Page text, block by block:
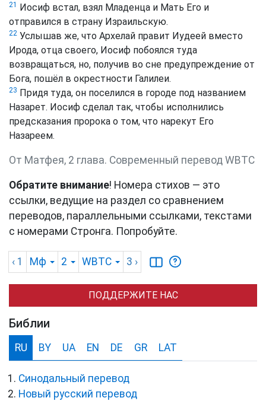
21
Иосиф встал, взял Младенца и Мать Его и
отправился в страну Израильскую.
22 Услышав же, что Архелай правит Иудеей вместо
Ирода, отца своего, Иосиф побоялся туда
возвращаться, но, получив во сне предупреждение от
Бога, пошёл в окрестности Галилеи.
23 Придя туда, он поселился в городе под названием
Назарет. Иосиф сделал так, чтобы исполнились
предсказания пророка о том, что нарекут Его
Назареем.
От Матфея, 2 глава. Cовременный перевод WBTC
Обратите внимание! Номера стихов — это
ссылки, ведущие на раздел со сравнением
переводов, параллельными ссылками, текстами
с номерами Стронга. Попробуйте.
‹ 1 Мф 2 WBTC 3 ›
ПОДДЕРЖИТЕ НАС
Библии
RU BY UA EN DE GR LAT
Синодальный перевод
Новый русский перевод